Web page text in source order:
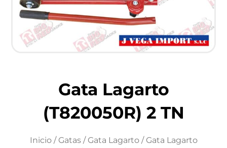
Gata Lagarto
(T820050R) 2 TN
Inicio/ Gatas/ Gata Lagarto/ Gata Lagarto